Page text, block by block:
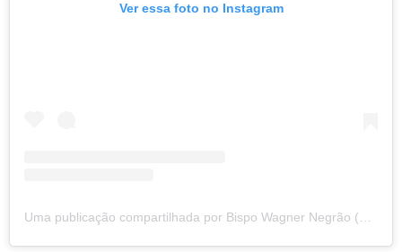
Ver essa foto no Instagram
Uma publicação compartilhada por Bispo Wagner Negrão (@bispowagnernegrao)